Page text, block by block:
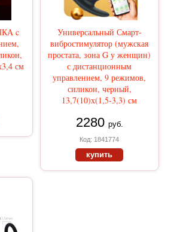
c
см
Универсальный Смарт-
вибростимулятор (мужская
простата, зона G у женщин)
с дистанционным
управлением, 9 режимов,
силикон, черный,
13,7(10)х(1,5-3,3) см
2280 руб.
Код: 1841774
купить